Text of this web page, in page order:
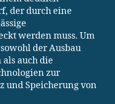
der durch eine
werden muss. Um
der Ausbau
auch die
zur
und Speicherung von